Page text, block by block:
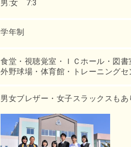
男:女 7:3
学年制
食堂・視聴覚室・ＩＣホール・図
外野球場・体育館・トレーニング
男女ブレザー・女子スラックスもあ